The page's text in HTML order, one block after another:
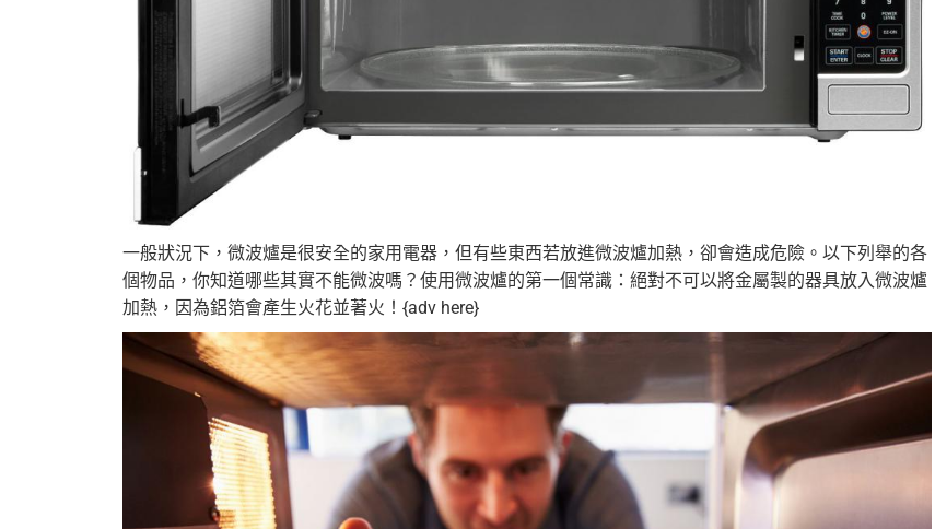
一般狀況下，微波爐是很安全的家用電器，但有些東西若放進微波爐加熱，卻會造成危險。以下列舉的各
個物品，你知道哪些其實不能微波嗎？使用微波爐的第一個常識：絕對不可以將金屬製的器具放入微波爐
加熱，因為鋁箔會產生火花並著火！{adv here}